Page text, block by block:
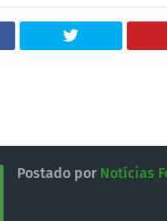
Postado por Notícias